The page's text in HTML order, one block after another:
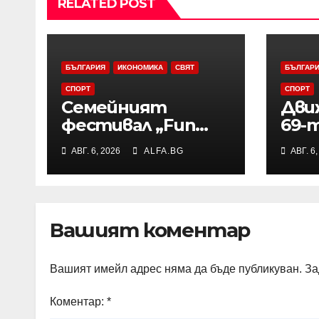
RELATED POST
БЪЛГАРИЯ ИКОНОМИКА СВЯТ
СПОРТ
Семейният
фестивал „Fun
навън“ ще се
проведе за осми
път в Трявна
АВГ. 6, 2026 ALFA.BG
СПОРТ
69-
АВГ. 6,
Вашият коментар
Вашият имейл адрес няма да бъде публикуван.
Коментар: *